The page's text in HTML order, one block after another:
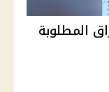
2026.. الأوراق المطلوبة